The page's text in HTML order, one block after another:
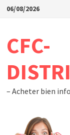
Passer
06/08/2026
CFC-
– Acheter bien